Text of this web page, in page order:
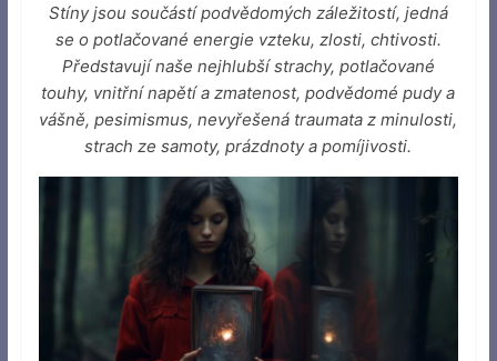
Stíny jsou součástí podvědomých záležitostí, jedná
se o potlačované energie vzteku, zlosti, chtivosti.
Představují naše nejhlubší strachy, potlačované
touhy, vnitřní napětí a zmatenost, podvědomé pudy a
vášně, pesimismus, nevyřešená traumata z minulosti,
strach ze samoty, prázdnoty a pomíjivosti.